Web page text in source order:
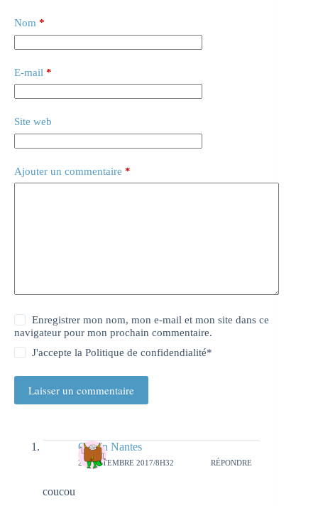
Nom *
E-mail *
Site web
Ajouter un commentaire *
Enregistrer mon nom, mon e-mail et mon site dans ce
navigateur pour mon prochain commentaire.
J'accepte laPolitique de confidendialité*
Laisser un commentaire
Girls'n Nantes
25 SEPTEMBRE 2017/8H32 RÉPONDRE
coucou